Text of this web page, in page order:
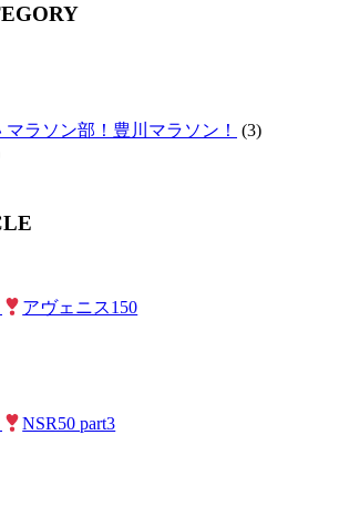
ラソン部！豊川マラソン！
(3)
アヴェニス150
NSR50 part3